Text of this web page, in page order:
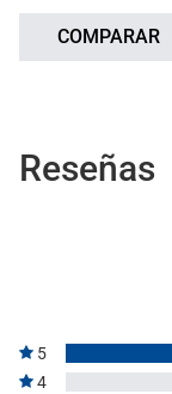
COMPARAR
Reseñas
5
4